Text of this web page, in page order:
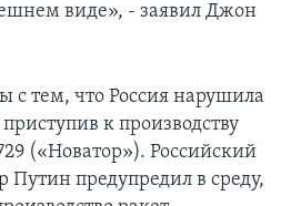
виде», - заявил Джон
с тем, что Россия нарушила
к производству
(«Новатор»). Российский
Путин предупредил в среду,